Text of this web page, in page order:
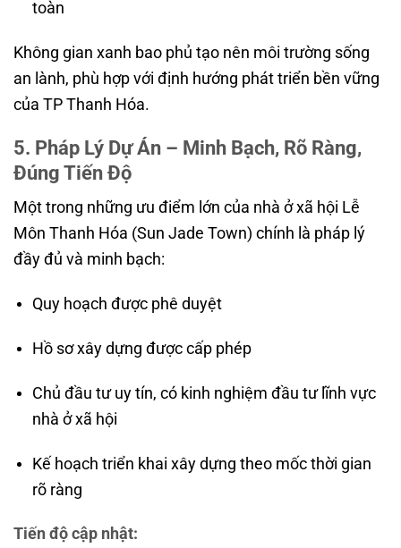
toàn
Không gian xanh bao phủ tạo nên môi trường sống
an lành, phù hợp với định hướng phát triển bền vững
của TP Thanh Hóa.
5. Pháp Lý Dự Án – Minh Bạch, Rõ Ràng,
Đúng Tiến Độ
Một trong những ưu điểm lớn của nhà ở xã hội Lễ
Môn Thanh Hóa (Sun Jade Town) chính là pháp lý
đầy đủ và minh bạch:
Quy hoạch được phê duyệt
Hồ sơ xây dựng được cấp phép
Chủ đầu tư uy tín, có kinh nghiệm đầu tư lĩnh vực
nhà ở xã hội
Kế hoạch triển khai xây dựng theo mốc thời gian
rõ ràng
Tiến độ cập nhật: